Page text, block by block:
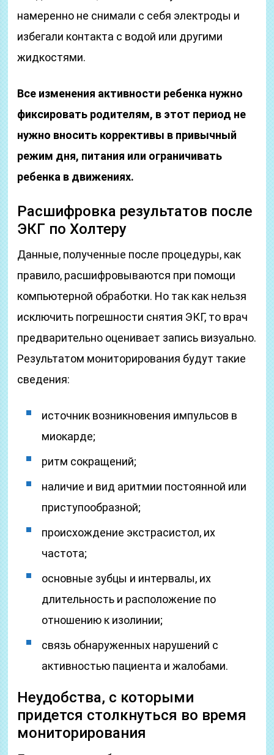
намеренно не снимали с себя электроды и
избегали контакта с водой или другими
жидкостями.
Все изменения активности ребенка нужно
фиксировать родителям, в этот период не
нужно вносить коррективы в привычный
режим дня, питания или ограничивать
ребенка в движениях.
Расшифровка результатов после
ЭКГ по Холтеру
Данные, полученные после процедуры, как
правило, расшифровываются при помощи
компьютерной обработки. Но так как нельзя
исключить погрешности снятия ЭКГ, то врач
предварительно оценивает запись визуально.
Результатом мониторирования будут такие
сведения:
источник возникновения импульсов в
миокарде;
ритм сокращений;
наличие и вид аритмии постоянной или
приступообразной;
происхождение экстрасистол, их
частота;
основные зубцы и интервалы, их
длительность и расположение по
отношению к изолинии;
связь обнаруженных нарушений с
активностью пациента и жалобами.
Неудобства, с которыми
придется столкнуться во время
мониторирования